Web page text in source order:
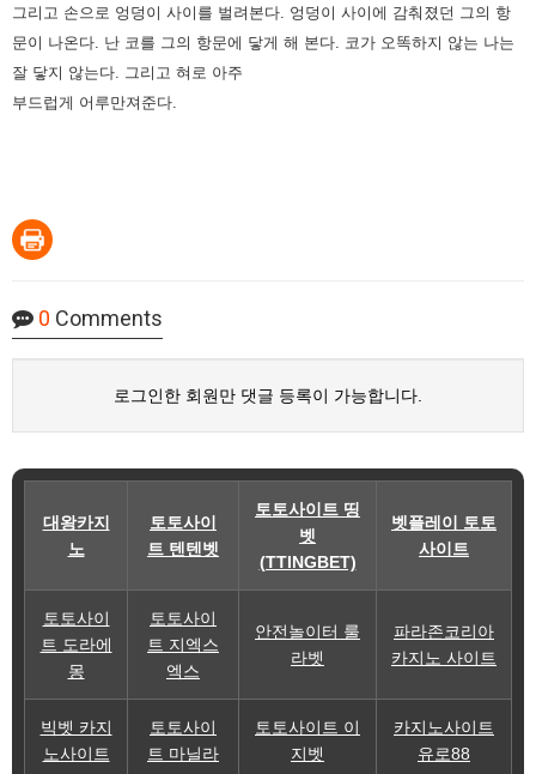
그리고 손으로 엉덩이 사이를 벌려본다. 엉덩이 사이에 감춰졌던 그의 항
문이 나온다. 난 코를 그의 항문에 닿게 해 본다. 코가 오똑하지 않는 나는
잘 닿지 않는다.
그리고 혀로 아주
부드럽게 어루만져준다.
0 Comments
로그인한 회원만 댓글 등록이 가능합니다.
대왕카지
노
토토사이
트 텐텐벳
토토사이트 띵
벳
(TTINGBET)
벳플레이 토토
사이트
토토사이
트 도라에
몽
토토사이
트 지엑스
엑스
안전놀이터 룰
라벳
파라존코리아
카지노 사이트
빅벳 카지
노사이트
토토사이
트 마닐라
토토사이트 이
지벳
카지노사이트
유로88